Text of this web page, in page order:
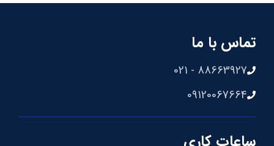
تماس با ما
88663927 - 021
09120067664